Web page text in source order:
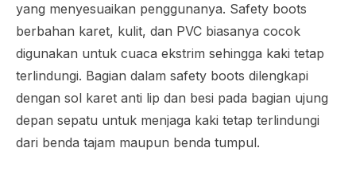
yang menyesuaikan penggunanya. Safety boots
berbahan karet, kulit, dan PVC biasanya cocok
digunakan untuk cuaca ekstrim sehingga kaki tetap
terlindungi. Bagian dalam safety boots dilengkapi
dengan sol karet anti lip dan besi pada bagian ujung
depan sepatu untuk menjaga kaki tetap terlindungi
dari benda tajam maupun benda tumpul.